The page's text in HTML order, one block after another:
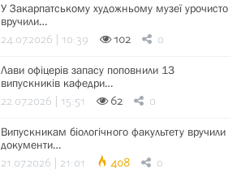
У Закарпатському художньому музеї урочисто
вручили…
24.07.2026 | 10:39 102 0
Лави офіцерів запасу поповнили 13
випускників кафедри…
22.07.2026 | 15:51 62 0
Випускникам біологічного факультету вручили
документи…
21.07.2026 | 21:01 408 0